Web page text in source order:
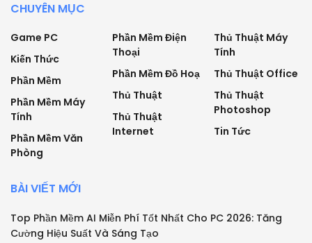
CHUYÊN MỤC
Game PC
Kiến Thức
Phần Mềm
Phần Mềm Máy
Tính
Phần Mềm Văn
Phòng
Phần Mềm Điện
Thoại
Phần Mềm Đồ Hoạ
Thủ Thuật
Thủ Thuật
Internet
Thủ Thuật Máy
Tính
Thủ Thuật Office
Thủ Thuật
Photoshop
Tin Tức
BÀI VIẾT MỚI
Top Phần Mềm AI Miễn Phí Tốt Nhất Cho PC 2026: Tăng
Cường Hiệu Suất Và Sáng Tạo